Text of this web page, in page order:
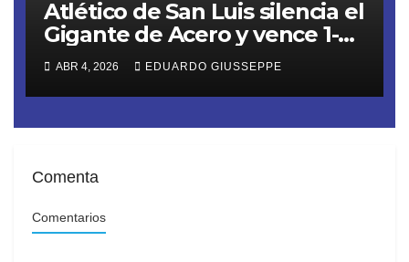
Atlético de San Luis silencia el
Gigante de Acero y vence 1-2
a Monterrey. Los Rayados
profundizan su crisis y se
alejan de la Liguilla en el
Clausura 2026
ABR 4, 2026 EDUARDO GIUSSEPPE
Comenta
Comentarios